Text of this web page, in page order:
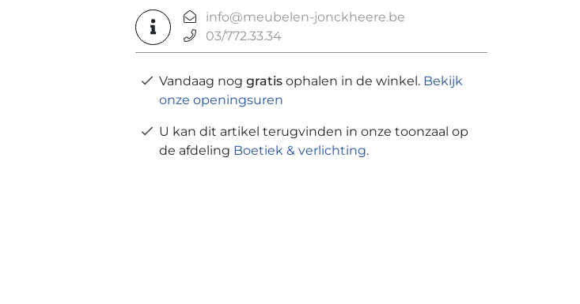
info@meubelen-jonckheere.be
03/772.33.34
Vandaag nog gratis ophalen in de winkel. Bekijk
onze openingsuren
U kan dit artikel terugvinden in onze toonzaal op
de afdeling Boetiek & verlichting.